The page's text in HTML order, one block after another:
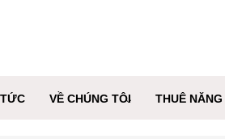
VỀ CHÚNG TÔI THUÊ